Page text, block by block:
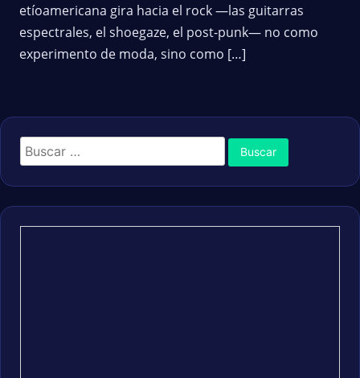
etíoamericana gira hacia el rock —las guitarras
espectrales, el shoegaze, el post-punk— no como
experimento de moda, sino como […]
Buscar: